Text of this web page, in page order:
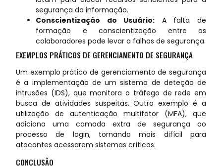
segurança da informação.
Conscientização do Usuário: A falta de
formação e conscientização entre os
colaboradores pode levar a falhas de segurança.
EXEMPLOS PRÁTICOS DE GERENCIAMENTO DE SEGURANÇA
Um exemplo prático de gerenciamento de segurança
é a implementação de um sistema de deteção de
intrusões (IDS), que monitora o tráfego de rede em
busca de atividades suspeitas. Outro exemplo é a
utilização de autenticação multifator (MFA), que
adiciona uma camada extra de segurança ao
processo de login, tornando mais difícil para
atacantes acessarem sistemas críticos.
CONCLUSÃO